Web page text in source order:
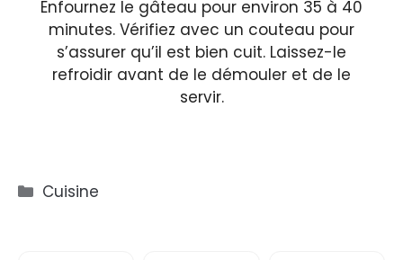
Enfournez le gâteau pour environ 35 à 40
minutes. Vérifiez avec un couteau pour
s’assurer qu’il est bien cuit. Laissez-le
refroidir avant de le démouler et de le
servir.
Catégories
Cuisine